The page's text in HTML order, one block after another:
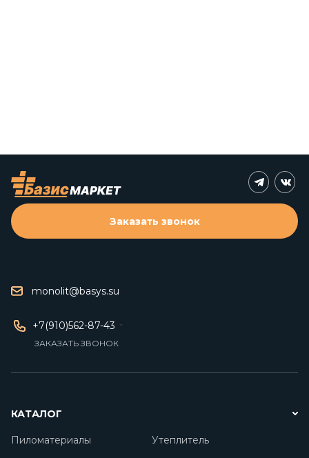
monolit@basys.su
+7(910)562-87-43
ЗАКАЗАТЬ ЗВОНОК
Заказать звонок
КАТАЛОГ
Пиломатериалы
Утеплитель